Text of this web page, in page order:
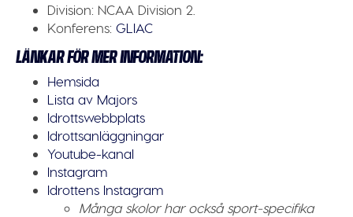
Division: NCAA Division 2.
Konferens:GLIAC
LÄNKAR FÖR MER INFORMATION:
Hemsida
Lista av Majors
Idrottswebbplats
Idrottsanläggningar
Youtube-kanal
Instagram
Idrottens Instagram
Många skolor har också sport-specifika